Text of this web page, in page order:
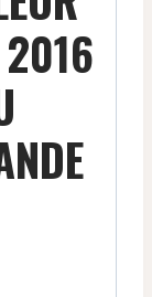
2016